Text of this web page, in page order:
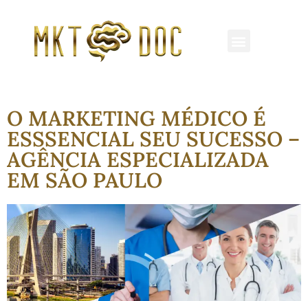
O MARKETING MÉDICO É
ESSSENCIAL SEU SUCESSO –
AGÊNCIA ESPECIALIZADA
EM SÃO PAULO